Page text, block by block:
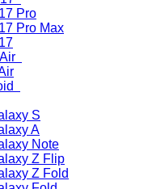
Pro
Pro Max
S
A
Note
Z Flip
Z Fold